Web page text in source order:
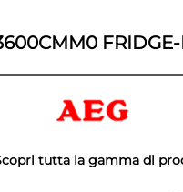
FRIDGE-
tutta la gamma di